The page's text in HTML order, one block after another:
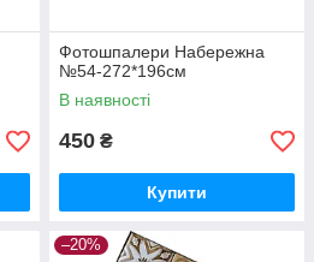
Фотошпалери Набережна
№54-272*196см
В наявності
450 ₴
Купити
–20%